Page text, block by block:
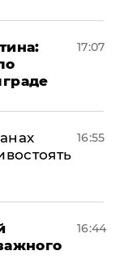
17:07
16:55
16:44